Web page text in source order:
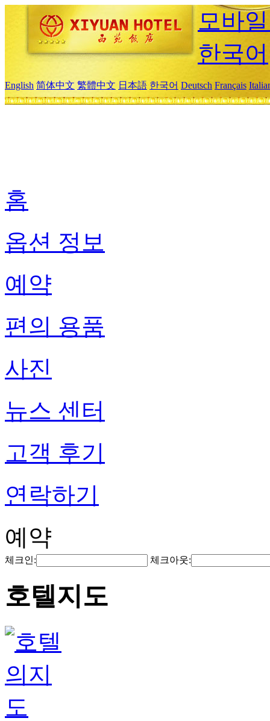
모바
한국어
English 简体中文 繁體中文 日本語 한국어 Deutsch Français
홈
옵션 정보
예약
편의 용품
사진
뉴스 센터
고객 후기
연락하기
예약
체크인: 체크아웃:
호텔지도